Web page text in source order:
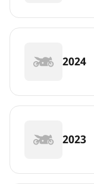
2024
2023